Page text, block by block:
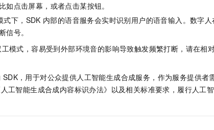
如点击屏幕，或者点击某按钮。
式下，SDK 内部的语音服务会实时识别用户的语音输入。数字
信号。
工模式，容易受到外部环境音的影响导致触发频繁打断，请在相
SDK，用于对公众提供人工智能生成合成服务，作为服务提供者
工智能生成合成内容标识办法》以及相关标准要求，履行人工
新一代 AI 视频生成模型，深度适配广告营销等场景 AI Native 的算法工程平台，一站式完成建模、训练、推理服务部署 云端极速 AI
用 10分钟微调：让0.6B模型媲美235B模型 多模态数据
广告营销
定制小程序